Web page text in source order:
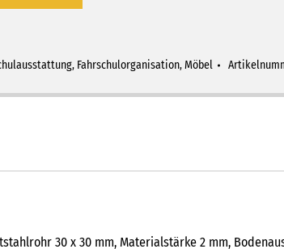
, Fahrschulorganisation,Möbel
30 x 30 mm, Materialstärke 2 mm,